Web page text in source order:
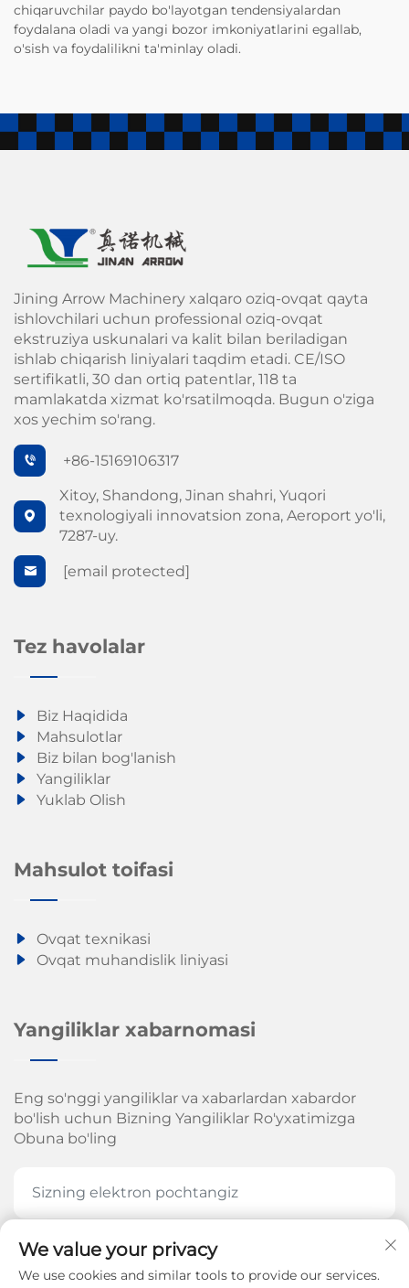
chiqaruvchilar paydo bo'layotgan tendensiyalardan
foydalana oladi va yangi bozor imkoniyatlarini egallab,
o'sish va foydalilikni ta'minlay oladi.
Jining Arrow Machinery xalqaro oziq-ovqat qayta
ishlovchilari uchun professional oziq-ovqat
ekstruziya uskunalari va kalit bilan beriladigan
ishlab chiqarish liniyalari taqdim etadi. CE/ISO
sertifikatli, 30 dan ortiq patentlar, 118 ta
mamlakatda xizmat ko'rsatilmoqda. Bugun o'ziga
xos yechim so'rang.
+86-15169106317
Xitoy, Shandong, Jinan shahri, Yuqori
texnologiyali innovatsion zona, Aeroport yo'li,
7287-uy.
[email protected]
Tez havolalar
Biz Haqidida
Mahsulotlar
Biz bilan bog'lanish
Yangiliklar
Yuklab Olish
Mahsulot toifasi
Ovqat texnikasi
Ovqat muhandislik liniyasi
Yangiliklar xabarnomasi
Eng so'nggi yangiliklar va xabarlardan xabardor
bo'lish uchun Bizning Yangiliklar Ro'yxatimizga
Obuna bo'ling
HOZIR OBUNA BOʻLING
We value your privacy
We use cookies and similar tools to provide our services.